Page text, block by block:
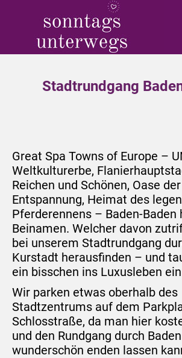
Stadtrundgang
Great Spa Towns of Europe –
Weltkulturerbe,
Reichen und Schönen, Oase
Entspannung, Heimat des
Pferderennens – Baden-Baden
Beinamen. Welcher davon
bei unserem Stadtrundgang
Kurstadt herausfinden – und
ein bisschen ins Luxusleben
Wir parken etwas oberhalb des
Stadtzentrums auf dem
Schlosstraße, da man hier
und den Rundgang durch
wunderschön enden lassen